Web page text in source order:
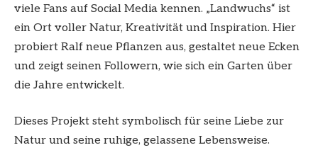
viele Fans auf Social Media kennen. „Landwuchs“ ist
ein Ort voller Natur, Kreativität und Inspiration. Hier
probiert Ralf neue Pflanzen aus, gestaltet neue Ecken
und zeigt seinen Followern, wie sich ein Garten über
die Jahre entwickelt.
Dieses Projekt steht symbolisch für seine Liebe zur
Natur und seine ruhige, gelassene Lebensweise.